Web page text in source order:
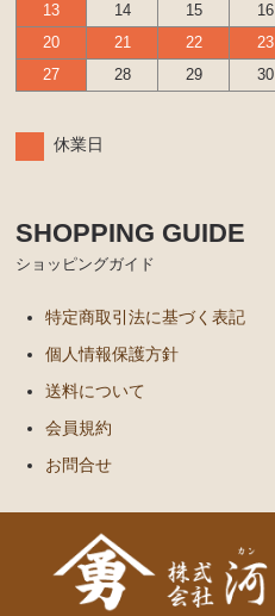
13
14 15 16
20
21 22 23
27
28 29 30
休業日
SHOPPING GUIDE
ショッピングガイド
特定商取引法に基づく表記
個人情報保護方針
送料について
会員規約
お問合せ